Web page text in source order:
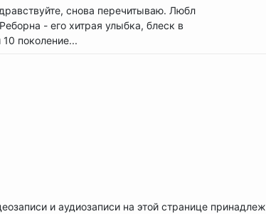
снова перечитываю. Любл
- его хитрая улыбка, блеск в
10 поколение...
и аудиозаписи на этой странице